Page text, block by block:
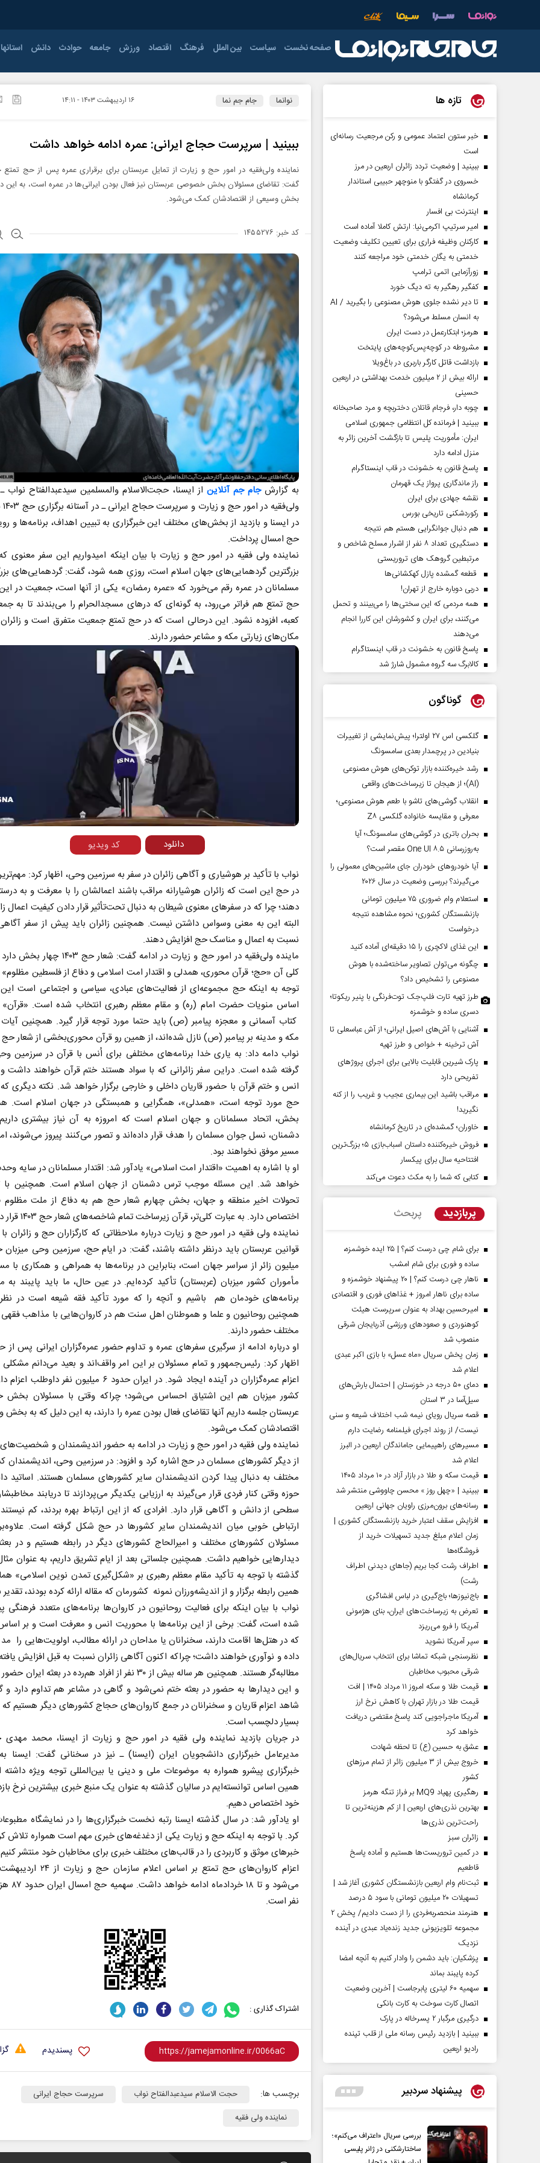
صفحه نخست سیاست
دولت مجلس قوه قضائیه
دفاعی و امنیتی
بین الملل فرهنگ
دفاع مقدس سینما و تئاتر کتاب و ادبیات
موسیقی
صدا و سیما
معارف و اندیشه
اقتصاد
اقتصاد ایران اقتصاد جهان
صنعت و
بانک بیمه و
بورس
ورزش
فوتبال بانوان کشتی و وزنه برداری
ورزش های توپی
سایر
جامعه حوادث دانش
عمومی خودرو
جنگ
افزار
فناوری
استانها
آذربایجان شرقی آذربایجان غربی اصفهان
بوشهر
خوزستان
زنجان
فارس
قزوین قم
کرمان
کرمانشاه
لرستان
هرمزگان
همدان یزد
نوانما جام جم نما ۱۶ ارديبهشت ۱۴۰۳ - ۱۴:۱۱
ببینید | سرپرست حجاج ایرانی: عمره ادامه خواهد داشت
نماینده ولی‌فقیه در امور حج و زیارت از تمایل عربستان برای برقراری عمره پس از حج تمتع
گفت: تقاضای مسئولان بخش خصوصی عربستان نیز فعال بودن ایرانی‌ها در عمره است، به این
بخش وسیعی از اقتصادشان کمک می‌شود.
کد خبر: ۱۴۵۵۲۷۶
به گزارشجام جم آنلاین از ایسنا، حجت‌الاسلام والمسلمین سیدعبدالفتاح نواب
در ایسنا و بازدید از بخش‌های مختلف این خبرگزاری به تبیین اهداف، برنامه‌ها و
حج امسال پرداخت.
نماینده ولی فقیه در امور حج و زیارت با بیان اینکه امیدواریم این سفر معنوی
بزرگترین گردهمایی‌های جهان اسلام است، روزیِ همه شود، گفت: گردهمایی‌های
مسلمانان در عمره رقم می‌خورد که «عمره رمضان» یکی از آنها است، جمعیت در
حج تمتع هم فراتر می‌رود، به گونه‌ای که درهای مسجدالحرام را می‌بندند تا به
کعبه، افزوده نشود. این درحالی است که در حج تمتع جمعیت متفرق است و
مکان‌های زیارتی مکه و مشاعر حضور دارند.
Play
Video
کد ویدیو
دانلود
نواب با تأکید بر هوشیاری و آگاهی زائران در سفر به سرزمین وحی، اظهار کرد:
در حج این است که زائران هوشیارانه مراقب باشند اعمالشان را با معرفت و به
دهند؛ چرا که در سفرهای معنوی شیطان به دنبال تحت‌تأثیر قرار دادن کیفیت اعمال
البته این به معنی وسواس داشتن نیست. همچنین زائران باید پیش از سفر
نسبت به اعمال و مناسک حج افزایش دهند.
ماینده ولی‌فقیه در امور حج و زیارت در ادامه گفت:
کلی آن «حج؛ قرآن محوری، همدلی و اقتدار امت اسلامی و دفاع از فلسطین
توجه به اینکه حج مجموعه‌ای از فعالیت‌های عبادی، سیاسی و اجتماعی است این
اساس منویات حضرت امام (ره) و مقام معظم رهبری انتخاب شده است. «قرآن»
کتاب آسمانی و معجزه پیامبر (ص) باید حتما مورد توجه قرار گیرد. همچنین
مکه و مدینه بر پیامبر (ص) نازل شده‌اند، از همین رو قرآن محوری‌بخشی از شعار
نواب دامه داد: به یاری خدا برنامه‌های مختلفی برای اُنس با قرآن در سرزمین
گرفته شده است. دراین سفر زائرانی که با سواد هستند ختم قرآن خواهند داشت
انس و ختم قرآن با حضور قاریان داخلی و خارجی برگزار خواهد شد. نکته دیگری
حج مورد توجه است، «همدلی»، همگرایی و همبستگی در جهان اسلام است.
بخش، اتحاد مسلمانان و جهان اسلام است که امروزه به آن نیاز بیشتری
دشمنان، نسل جوان مسلمان را هدف قرار داده‌اند و تصور می‌کنند پیروز می‌شوند،
مسیر موفق نخواهند بود.
او با اشاره به اهمیت «اقتدار امت اسلامی» یادآور شد: اقتدار مسلمانان در سایه
خواهد شد. این مسئله موجب ترس دشمنان از جهان اسلام است. همچنین با
تحولات اخیر منطقه و جهان، بخش چهارم شعار حج هم به دفاع از ملت
اختصاص دارد. به عبارت کلی‌تر، قرآن زیرساخت تمام شاخصه‌های شعار حج ۱۴۰۳ قرار دارد.
نماینده ولی فقیه در امور حج و زیارت درباره ملاحظاتی که کارگزاران حج و زائران
قوانین عربستان باید درنظر داشته باشند، گفت: در ایام حج، سرزمین وحی
میلیون زائر از سراسر جهان است، بنابراین در برنامه‌ها به همراهی و همکاری با
مأموران کشور میزبان (عربستان) تأکید کرده‌ایم. در عین حال، ما باید پایبند به
برنامه‌های خودمان هم باشیم و آنچه را که مورد تأکید فقه شیعه است در نظر
همچنین روحانیون و علما و هموطنان اهل سنت هم در کاروان‌هایی با مذاهب فقهی
مختلف حضور دارند.
او درباره ادامه از سرگیری سفرهای عمره و تداوم حضور عمره‌گزاران ایرانی پس از
اظهار کرد: رئیس‌جمهور و تمام مسئولان بر این امر واقف‌اند و بعید می‌دانم مشکلی
اعزام عمره‌گزاران در آینده ایجاد شود. در ایران حدود ۶ میلیون نفر
کشور میزبان هم این اشتیاق احساس می‌شود؛ چراکه وقتی با مسئولان
عربستان جلسه داریم آنها تقاضای فعال بودن عمره را دارند، به این دلیل که به بخش
اقتصادشان کمک می‌شود.
نماینده ولی فقیه در امور حج و زیارت در ادامه به حضور اندیشمندان و
از دیگر کشورهای مسلمان در حج اشاره کرد و افزود: در سرزمین وحی، اندیشمندان
مختلف به دنبال پیدا کردن اندیشمندان سایر کشورهای مسلمان هستند. اساتید
حوزه وقتی کنار فردی قرار می‌گیرند به ارزیابی یکدیگر می‌پردازند تا دریابند
سطحی از دانش و آگاهی قرار دارد. افرادی که از این ارتباط بهره بردند، کم
ارتباطی خوبی میان اندیشمندان سایر کشورها در حج شکل گرفته است.
مسئولان کشورهای مختلف و امیرالحاج کشورهای دیگر در رابطه هستیم و در
دیدارهایی خواهیم داشت. همچنین جلساتی بعد از ایام تشریق داریم، به عنوان
گذشته با توجه به تأکید مقام معظم رهبری بر «شکل‌گیری تمدن نوین اسلامی»
همین رابطه برگزار و از اندیشه‌ورزان نمونه کشورمان که مقاله ارائه کرده بودند،
نواب با بیان اینکه برای فعالیت روحانیون در کاروان‌ها برنامه‌های متعدد فرهنگی
شده است، گفت: برخی از این برنامه‌ها با محوریت انس و معرفت است و بر اساس
که در هتل‌ها اقامت دارند، سخنرانان یا مداحان در ارائه مطالب، اولویت‌هایی را مد
داده و نوآوری خواهند داشت؛ چراکه اکنون آگاهی زائران نسبت به قبل افزایش
مطالبه‌گر هستند. همچنین هر ساله بیش از ۳۰ نفر از افراد هم‌رده در بعثه
و این دیدارها به حضور در بعثه ختم نمی‌شود و گاهی در مشاعر هم تداوم دارد و
شاهد اعزام قاریان و سخنرانان در جمع کاروان‌های حجاج کشورهای دیگر هستیم که
بسیار دلچسب است.
در جریان بازدید نماینده ولی فقیه در امور حج و زیارت از ایسنا، محمد مهدی
مدیرعامل خبرگزاری دانشجویان ایران (ایسنا) ـ نیز در سخنانی گفت: ایسنا
خبرگزاری پیشرو همواره به موضوعات ملی و دینی یا بین‌المللی توجه ویژه
همین اساس توانسته‌ایم در سالیان گذشته به عنوان یک منبع خبری بیشترین نرخ
خود اختصاص دهیم.
او یادآور شد: در سال گذشته ایسنا رتبه نخست خبرگزاری‌ها را در نمایشگاه
کرد. با توجه به اینکه حج و زیارت یکی از دغدغه‌های خبری مهم است همواره تلاش
خبرهای موثق و کاربردی را در قالب‌های مختلف خبری برای مخاطبان خود منتشر
اعزام کاروان‌های حج تمتع بر اساس اعلام
نفر است.
اشتراک گذاری :
پسندیدم
برچسب ها: حجت الاسلام سیدعبدالفتاح نواب
سرپرست حجاج ایرانی
نماینده ولی فقیه
تازه ها
خبر ستون اعتماد عمومی و رکن مرجعیت رسانه‌ای
است
ببینید | وضعیت تردد زائران اربعین در مرز
خسروی در گفتگو با منوچهر حبیبی استاندار
کرمانشاه
اینترنت بی افسار
امیر سرتیپ اکرمی‌نیا: ارتش کاملا آماده است
کارکنان وظیفه فراری برای تعیین تکلیف وضعیت
خدمتی به یگان خدمتی خود مراجعه کنند
زورآزمایی اتمی ترامپ
کفگیر رهگیر به ته دیگ خورد
تا دیر نشده جلوی هوش مصنوعی را بگیرید / AI
به انسان مسلط می‌شود؟
هرمز؛ ابتکارعمل در دست ایران
مشروطه در کوچه‌پس‌کوچه‌های پایتخت
بازداشت قاتل کارگر باربری در باغ‌ویلا
ارائه بیش از ۲ میلیون خدمت بهداشتی در اربعین
حسینی
چوبه دار، فرجام قاتلان دختربچه و مرد صاحبخانه
ببینید | فرمانده کل انتظامی جمهوری اسلامی
ایران­: مأموریت پلیس تا بازگشت آخرین زائر به
منزل ادامه دارد
پاسخ قانون به خشونت در قاب اینستاگرام
راز ماندگاری پرواز یک قهرمان
نقشه جهادی برای ایران
رکوردشکنی تاریخی بورس
هم دنبال جوانگرایی هستم هم نتیجه
دستگیری تعداد ۸ نفر از اشرار مسلح شاخص و
مرتبطین گروهک های تروریستی
قطعه گمشده پازل کهکشانی‌ها
دربی دوباره خارج از تهران!
همه مردمی که این سختی‌ها را می‌بینند و تحمل
می‌کنند، برای ایران و کشورشان این کاررا انجام
می‌دهند
پاسخ قانون به خشونت در قاب اینستاگرام
کالابرگ سه گروه مشمول شارژ شد
گوناگون
گلکسی اس ۲۷ اولترا؛ پیش‌نمایشی از تغییرات
بنیادین در پرچمدار بعدی سامسونگ
رشد خیره‌کننده بازار توکن‌های هوش مصنوعی
(AI)؛ از هیجان تا زیرساخت‌های واقعی
انقلاب گوشی‌های تاشو‌ با طعم هوش مصنوعی؛
معرفی و مقایسه خانواده گلکسی Z۸
بحران باتری در گوشی‌های سامسونگ؛ آیا
به‌روزرسانی One UI ۸.۵ مقصر است؟
آیا خودروهای خودران جای ماشین‌های معمولی را
می‌گیرند؟ بررسی وضعیت در سال ۲۰۲۶
استعلام وام ضروری ۷۵ میلیون تومانی
بازنشستگان کشوری؛ نحوه مشاهده نتیجه
درخواست
این غذای لاکچری را ۱۵ دقیقه‌ای آماده کنید
چگونه می‌توان تصاویر ساخته‌شده با هوش
مصنوعی را تشخیص داد؟
طرز تهیه تارت فلپ‌جک توت‌فرنگی با پنیر ریکوتا؛
دسری ساده و خوشمزه
آشنایی با آش‌های اصیل ایرانی؛ از آش عباسعلی تا
آش ترخینه + خواص و طرز تهیه
پارک شیرین قابلیت‌ بالایی برای اجرای پروژهای
تفریحی دارد
مراقب باشید این بیماری عجیب و غریب را از کنه
نگیرید!
خاوران؛ گمشده‌ای در تاریخ کرمانشاه
فروش خیره‌کننده داستان اسباب‌بازی ۵؛ بزرگ‌ترین
افتتاحیه سال برای پیکسار
کتابی که شما را به مکث دعوت می‌کند
پربازدید پربحث
برای شام چی درست کنم؟ | ۲۵ ایده خوشمزه،
ساده و فوری برای شام امشب
ناهار چی درست کنم؟ | ۲۰ پیشنهاد خوشمزه و
ساده برای ناهار امروز + غذاهای فوری و اقتصادی
امیرحسین بهداد به عنوان سرپرست هیئت
کوهنوردی و صعودهای ورزشی آذربایجان شرقی
منصوب شد
زمان پخش سریال «ماه عسل» با بازی اکبر عبدی
اعلام شد
دمای ۵۰ درجه در خوزستان | احتمال بارش‌های
سیل‌آسا در ۳ استان
قصه سریال رویای نیمه شب اختلاف شیعه و سنی
نیست/ از روند اجرای فیلمنامه رضایت دارم
مسیر‌های راهپیمایی جاماندگان اربعین در البرز
اعلام شد
قیمت سکه و طلا در بازار آزاد در ۱۰ مرداد ۱۴۰۵
ببینید | «چهل روز » محسن چاووشی منتشر شد
رسانه‌های برون‌مرزی راویان جهانی اربعین
افزایش سقف اعتبار خرید بازنشستگان کشوری |
زمان اعلام مبلغ جدید تسهیلات خرید از
فروشگاه‌ها
اطراف رشت کجا بریم (جاهای دیدنی اطراف
رشت)
باج‌نیوزها؛ باج‌گیری در لباس افشاگری
تعرض به زیرساخت‌های ایران، بنای هژمونی
آمریکا را فرو می‌ریزد
سپر آمریکا نشوید
نظرسنجی شبکه تماشا برای انتخاب سریال‌های
شرقی محبوب مخاطبان
قیمت طلا و سکه امروز ۱۱ مرداد ۱۴۰۵ | افت
قیمت طلا در بازار تهران با کاهش نرخ ارز
آمریکا ماجراجویی کند پاسخ مقتضی دریافت
خواهد کرد
عشق به حسین (ع) تا لحظه شهادت
خروج بیش از ۳ میلیون زائر از تمام مرز‌های
کشور
رهگیری پهپاد MQ9 بر فراز تنگه هرمز
بهترین نذری‌های اربعین | از کم هزینه‌ترین تا
راحت‌ترین نذری‌ها
‌زائران سبز
در کمین تروریست‌ها هستیم و آماده پاسخ
قاطعیم
ثبت‌نام وام اربعین بازنشستگان کشوری آغاز شد |
تسهیلات ۲۰ میلیون تومانی با سود ۵ درصد
هنرمند منحصر‌به‌فردی را از دست دادیم/ پخش ۲
مجموعه تلویزیونی جدید زنده‌یاد عبدی در آینده
نزدیک
پزشکیان: باید دشمن را وادار کنیم به آنچه امضا
کرده پایبند بماند
سهمیه ۶۰ لیتری پابرجاست | آخرین وضعیت
اتصال کارت سوخت به کارت بانکی
درگیری مرگبار ۲ پسرخاله در پارک
ببینید | بازدید رئیس رسانه ملی از قلب تپنده
رادیو اربعین
پیشنهاد سردبیر
بررسی سریال «اعتراف می‌کنم»؛
ساختارشکنی در ژانر پلیسی
خلاف واقع آمریکا
اربعین نماد مقاومت در برابر
رحمت‌الله نوروزی - عضو کمیسیون اجتماعی
مجلس
از باتلاق انرژی تا بن‌بست ترامپ
رضا سپهوند - سخنگوی کمیسیون انرژی مجلس
حکایت
نرگس
صفحات نخست روزنامه ها‌ی‌سه‌شنبه ۶ مردادماه
صفحات نخست روزنامه ها‌ی یکشنبه ۴ مردادماه
صفحات نخست روزنامه ها‌ی شنبه ۳ مردادماه